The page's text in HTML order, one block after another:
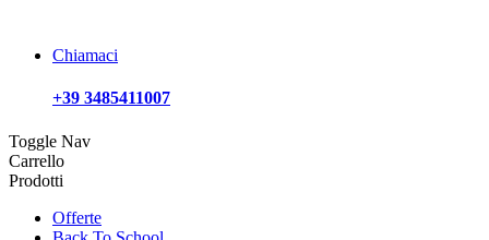
Chiamaci
+39 3485411007
Toggle Nav
Carrello
Prodotti
Offerte